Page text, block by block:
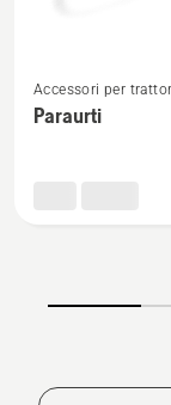
maggiori
dettagli
Accessori per
giardino
Paraurti